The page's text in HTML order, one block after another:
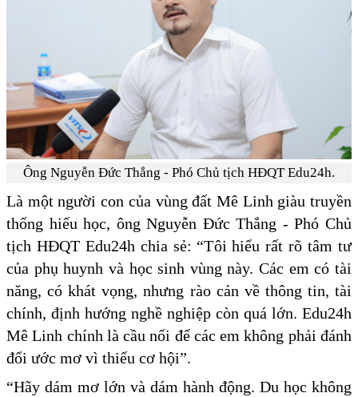
Ông Nguyễn Đức Thắng - Phó Chủ tịch HĐQT Edu24h.
Là một người con của vùng đất Mê Linh giàu truyền
thống hiếu học, ông Nguyễn Đức Thắng - Phó Chủ
tịch HĐQT Edu24h chia sẻ: “Tôi hiểu rất rõ tâm tư
của phụ huynh và học sinh vùng này. Các em có tài
năng, có khát vọng, nhưng rào cản về thông tin, tài
chính, định hướng nghề nghiệp còn quá lớn. Edu24h
Mê Linh chính là cầu nối để các em không phải đánh
đổi ước mơ vì thiếu cơ hội”.
“Hãy dám mơ lớn và dám hành động. Du học không